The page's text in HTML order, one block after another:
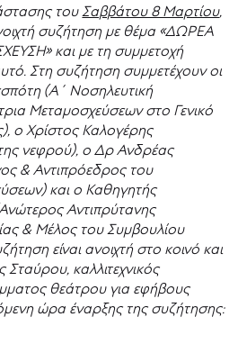
του Σαββάτου 8 Μαρτίου,
συζήτηση με θέμα «ΔΩΡΕΑ
και με τη συμμετοχή
Στη συζήτηση συμμετέχουν οι
(Α΄ Νοσηλευτική
Μεταμοσχεύσεων στο Γενικό
ο Χρίστος Καλογέρης
νεφρού), ο Δρ Ανδρέας
& Αντιπρόεδρος του
και o Καθηγητής
Αντιπρύτανης
& Μέλος του Συμβουλίου
είναι ανοιχτή στο κοινό και
Σταύρου, καλλιτεχνικός
θεάτρου για εφήβους
ώρα έναρξης της συζήτησης: